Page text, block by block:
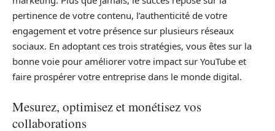
pertinence de votre contenu, l’authenticité de votre
engagement et votre présence sur plusieurs réseaux
sociaux. En adoptant ces trois stratégies, vous êtes sur la
bonne voie pour améliorer votre impact sur YouTube et
faire prospérer votre entreprise dans le monde digital.
Mesurez, optimisez et monétisez vos
collaborations